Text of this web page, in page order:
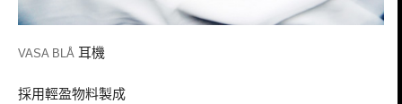
VASA BLÅ 耳機
採用輕盈物料製成